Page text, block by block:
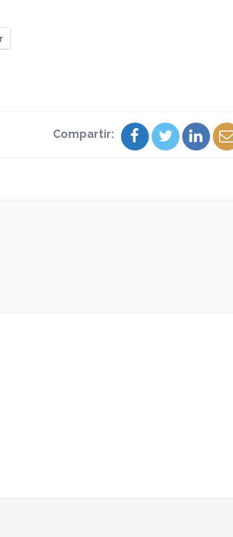
Compartir: